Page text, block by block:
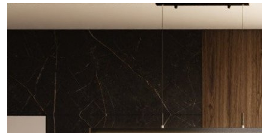
Цены
Наши работы
О нас
Контакты
г. Краснодар
8 (861) 945-12-